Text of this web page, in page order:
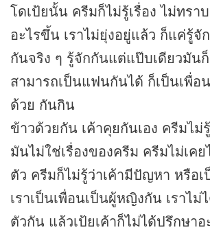
โดเป้ยนั้น ครีมก็ไม่รู้เรื่อง ไม่ทราบ
อะไรขึ้น เราไม่ยุ่งอยู่แล้ว ก็แค่รู้จั
กันจริง ๆ รู้จักกันแต่แป๊บเดียวมัน
สามารถเป็นแฟนกันได้ ก็เป็นเพื่อ
ด้วย กันกิน
ข้าวด้วยกัน เค้าคุยกันเอง ครีมไม่
มันไม่ใช่เรื่องของครีม ครีมไม่เคย
ตัว ครีมก็ไม่รู้ว่าเค้ามีปัญหา หรือ
เราเป็นเพื่อนเป็นผู้หญิงกัน เราไม่
ตัวกัน แล้วเป้ยเค้าก็ไม่ได้ปรึกษาอ